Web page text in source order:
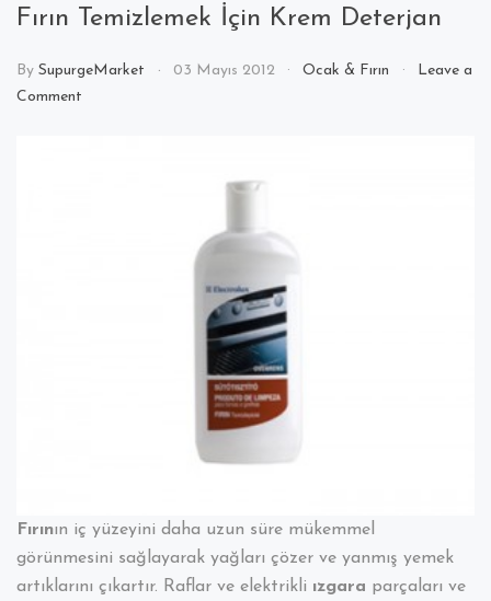
Fırın Temizlemek İçin Krem Deterjan
By SupurgeMarket 03 Mayıs 2012 Ocak & Fırın
Leave a
Comment
Fırının iç yüzeyini daha uzun süre mükemmel
görünmesini sağlayarak yağları çözer ve yanmış yemek
artıklarını çıkartır. Raflar ve elektrikli ızgara parçaları ve